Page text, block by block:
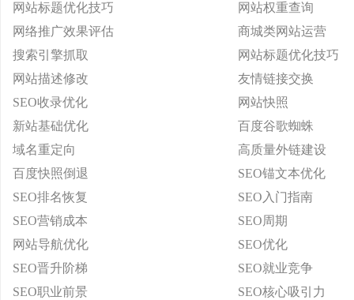
网站标题优化技巧
网站权重查询
网络推广效果评估
商城类网站运营
搜索引擎抓取
网站标题优化技巧
网站描述修改
友情链接交换
SEO收录优化
网站快照
新站基础优化
百度谷歌蜘蛛
域名重定向
高质量外链建设
百度快照倒退
SEO锚文本优化
SEO排名恢复
SEO入门指南
SEO营销成本
SEO周期
网站导航优化
SEO优化
SEO晋升阶梯
SEO就业竞争
SEO职业前景
SEO核心吸引力